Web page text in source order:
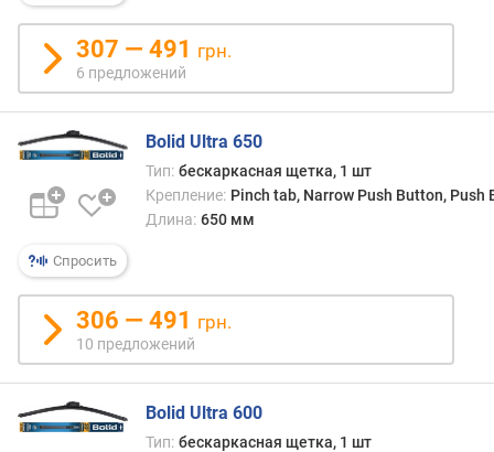
г
м
д
р
о
и
д
ш
е
в
307 — 491 грн.
6 предложений
Спросить
Bolid Ultra 650
Тип: бескаркасная щетка, 1 шт
Крепление: Pinch tab, Narrow Push Button,
Длина: 650 мм
306 — 491 грн.
10 предложений
Bolid Ultra 600
Тип: бескаркасная щетка, 1 шт